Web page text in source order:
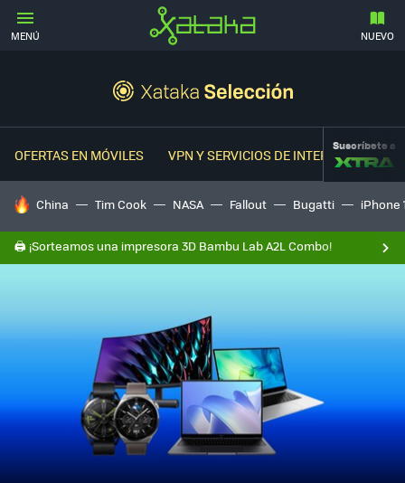
MENÚ NUEVO
OFERTAS EN MÓVILES VPN Y SERVICIOS DE INTERNETSuscríbete a
HOY SE HABLA DE
China Tim Cook NASA Fallout Bugatti iPhone
🖨️ ¡Sorteamos una impresora 3D Bambu Lab A2L Combo!